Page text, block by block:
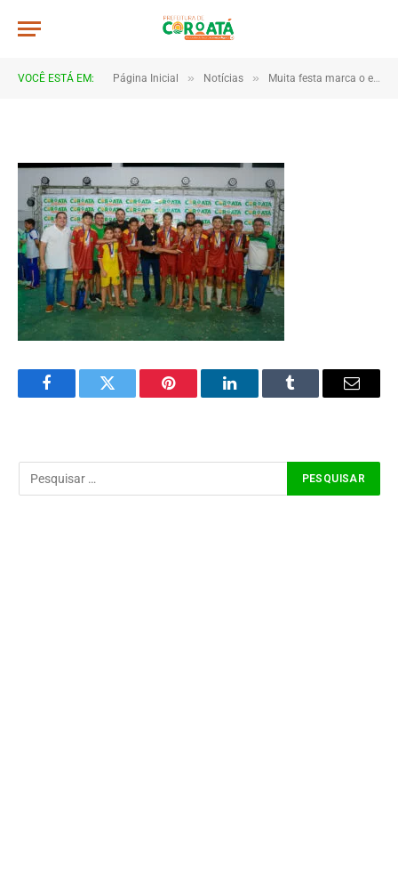
VOCÊ ESTÁ EM: Página Inicial » Notícias » Muita festa marca o encerramento dos Jogos Escolares 2025 em Coroatá
IMG_0125
FacebookTwitter Pinterest LinkedInTumblr Email